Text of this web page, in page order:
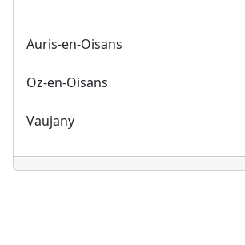
Auris-en-Oisans
Oz-en-Oisans
Vaujany